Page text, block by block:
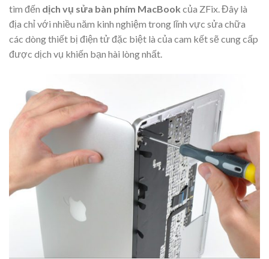
tìm đến dịch vụ sửa bàn phím MacBook của ZFix. Đây là
địa chỉ với nhiều năm kinh nghiệm trong lĩnh vực sửa chữa
các dòng thiết bị điện tử đặc biệt là của cam kết sẽ cung cấp
được dịch vụ khiến bạn hài lòng nhất.